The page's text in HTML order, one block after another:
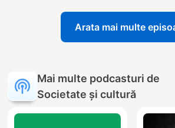
Arata mai multe
Mai multe podcasturi de
Societate și cultură